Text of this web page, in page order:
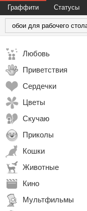
Граффити Статусы
обои для рабочего
Любовь
Приветствия
Сердечки
Цветы
Скучаю
Приколы
Кошки
Животные
Кино
Мультфильмы